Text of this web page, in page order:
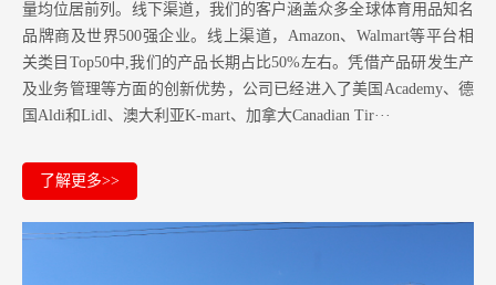
量均位居前列。 线下渠道，我们的客户涵盖众多全球体育用品知名
品牌商及世界500强企业。 线上渠道，Amazon、Walmart等平台相
关类目Top50中,我们的产品长期占比50%左右。凭借产品研发生产
及业务管理等方面的创新优势，公司已经进入了美国Academy、德
国Aldi和Lidl、澳大利亚K-mart、加拿大Canadian Tir···
了解更多>>